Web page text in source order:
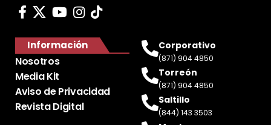
Información
Nosotros
Media Kit
Aviso de Privacidad
Revista Digital
Corporativo
(871) 904 4850
Torreón
(871) 904 4850
Saltillo
(844) 143 3503